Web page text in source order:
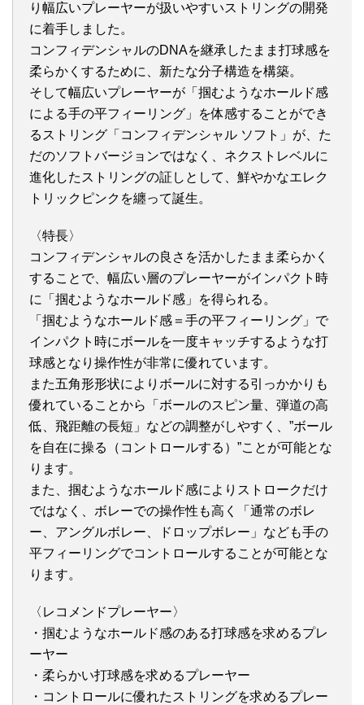
り幅広いプレーヤーが扱いやすいストリングの開発
に着手しました。
コンフィデンシャルのDNAを継承したまま打球感を
柔らかくするために、新たな分子構造を構築。
そして幅広いプレーヤーが「掴むようなホールド感
による手の平フィーリング」を体感することができ
るストリング「コンフィデンシャル ソフト」が、た
だのソフトバージョンではなく、ネクストレベルに
進化したストリングの証しとして、鮮やかなエレク
トリックピンクを纏って誕生。
〈特長〉
コンフィデンシャルの良さを活かしたまま柔らかく
することで、幅広い層のプレーヤーがインパクト時
に「掴むようなホールド感」を得られる。
「掴むようなホールド感＝手の平フィーリング」で
インパクト時にボールを一度キャッチするような打
球感となり操作性が非常に優れています。
また五角形形状によりボールに対する引っかかりも
優れていることから「ボールのスピン量、弾道の高
低、飛距離の長短」などの調整がしやすく、”ボール
を自在に操る（コントロールする）”ことが可能とな
ります。
また、掴むようなホールド感によりストロークだけ
ではなく、ボレーでの操作性も高く「通常のボレ
ー、アングルボレー、ドロップボレー」なども手の
平フィーリングでコントロールすることが可能とな
ります。
〈レコメンドプレーヤー〉
・掴むようなホールド感のある打球感を求めるプレ
ーヤー
・柔らかい打球感を求めるプレーヤー
・コントロールに優れたストリングを求めるプレー